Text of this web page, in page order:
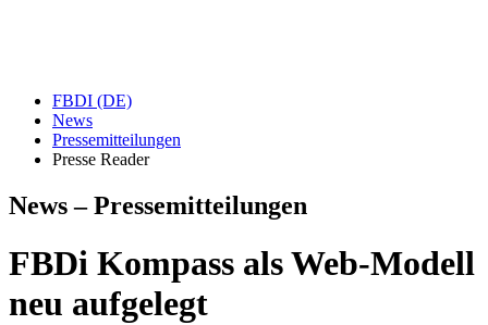
FBDI (DE)
News
Pressemitteilungen
Presse Reader
News – Pressemitteilungen
FBDi Kompass als Web-Modell
neu aufgelegt